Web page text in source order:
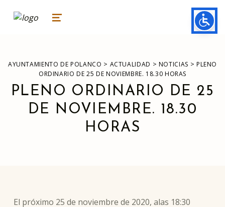
ayuntamiento de polanco
AYUNTAMIENTO DE POLANCO MENU
AYUNTAMIENTO DE POLANCO > ACTUALIDAD > NOTICIAS > PLENO
ORDINARIO DE 25 DE NOVIEMBRE. 18.30 HORAS
PLENO ORDINARIO DE 25
DE NOVIEMBRE. 18.30
HORAS
El próximo 25 de noviembre de 2020, alas 18:30